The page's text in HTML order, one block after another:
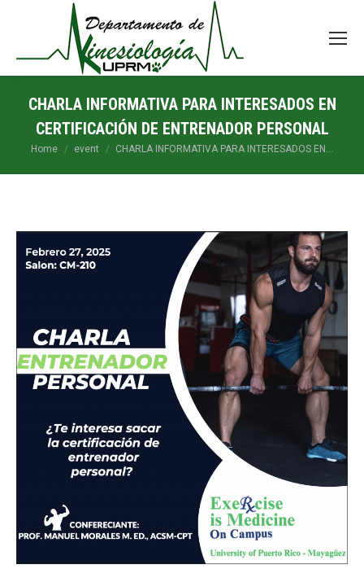
CHARLA INFORMATIVA PARA INTERESADOS EN
CERTIFICACIÓN DE ENTRENADOR PERSONAL
You are here:
Home event CHARLA INFORMATIVA PARA INTERESADOS EN…